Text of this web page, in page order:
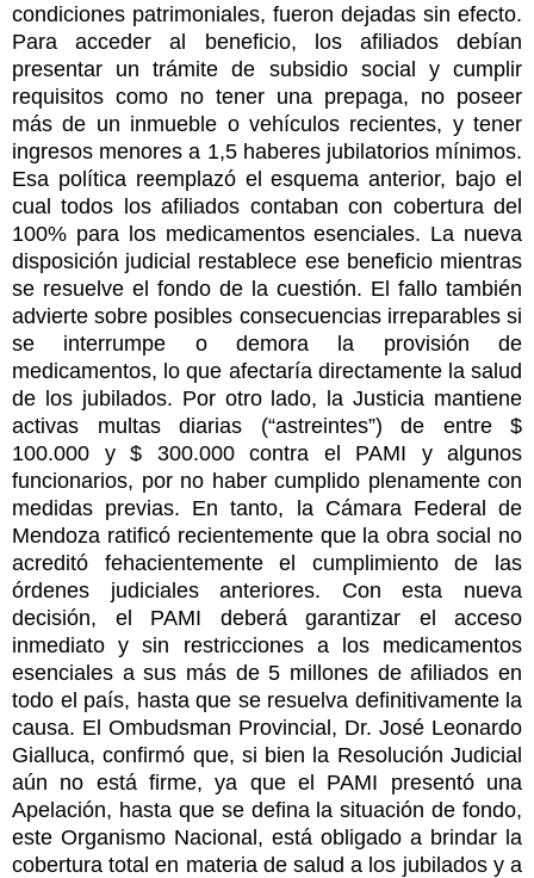
condiciones patrimoniales, fueron dejadas sin efecto.
Para acceder al beneficio, los afiliados debían
presentar un trámite de subsidio social y cumplir
requisitos como no tener una prepaga, no poseer
más de un inmueble o vehículos recientes, y tener
ingresos menores a 1,5 haberes jubilatorios mínimos.
Esa política reemplazó el esquema anterior, bajo el
cual todos los afiliados contaban con cobertura del
100% para los medicamentos esenciales. La nueva
disposición judicial restablece ese beneficio mientras
se resuelve el fondo de la cuestión. El fallo también
advierte sobre posibles consecuencias irreparables si
se interrumpe o demora la provisión de
medicamentos, lo que afectaría directamente la salud
de los jubilados. Por otro lado, la Justicia mantiene
activas multas diarias (“astreintes”) de entre $
100.000 y $ 300.000 contra el PAMI y algunos
funcionarios, por no haber cumplido plenamente con
medidas previas. En tanto, la Cámara Federal de
Mendoza ratificó recientemente que la obra social no
acreditó fehacientemente el cumplimiento de las
órdenes judiciales anteriores. Con esta nueva
decisión, el PAMI deberá garantizar el acceso
inmediato y sin restricciones a los medicamentos
esenciales a sus más de 5 millones de afiliados en
todo el país, hasta que se resuelva definitivamente la
causa. El Ombudsman Provincial, Dr. José Leonardo
Gialluca, confirmó que, si bien la Resolución Judicial
aún no está firme, ya que el PAMI presentó una
Apelación, hasta que se defina la situación de fondo,
este Organismo Nacional, está obligado a brindar la
cobertura total en materia de salud a los jubilados y a